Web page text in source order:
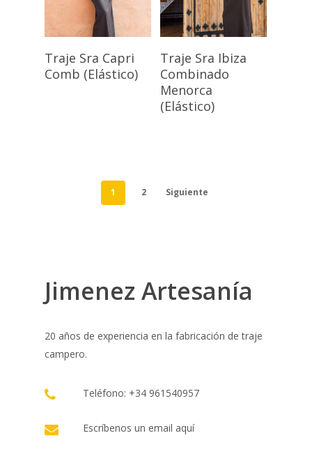
Seleccionar
Opciones
Traje Sra Capri
Comb (Elástico)
Seleccionar
Opciones
Traje Sra Ibiza
Combinado
Menorca
(Elástico)
1 2 Siguiente
Jimenez Artesanía
20 años de experiencia en la fabricación de traje
campero.
Teléfono: +34 961540957
Escríbenos un email aquí